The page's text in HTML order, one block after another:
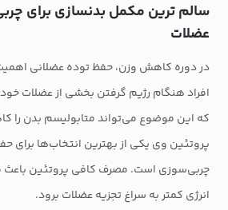
سالم ترین مکمل بدنسازی برای
عضلات
در دوره کاهش وزن، حفظ توده عضلانی اهمیت
افراد هنگام رژیم گرفتن بخشی از عضلات
که این موضوع می‌تواند متابولیسم بدن را
پروتئین وی یکی از بهترین انتخاب‌ها برای
چربی‌سوزی است. مصرف کافی پروتئین باعث
انرژی کمتر به سراغ تجزیه عضلات برود.